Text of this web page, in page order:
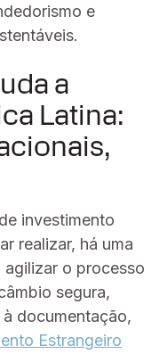
e
a
Latina:
investimento
realizar, há uma
o processo
segura,
documentação,
Estrangeiro